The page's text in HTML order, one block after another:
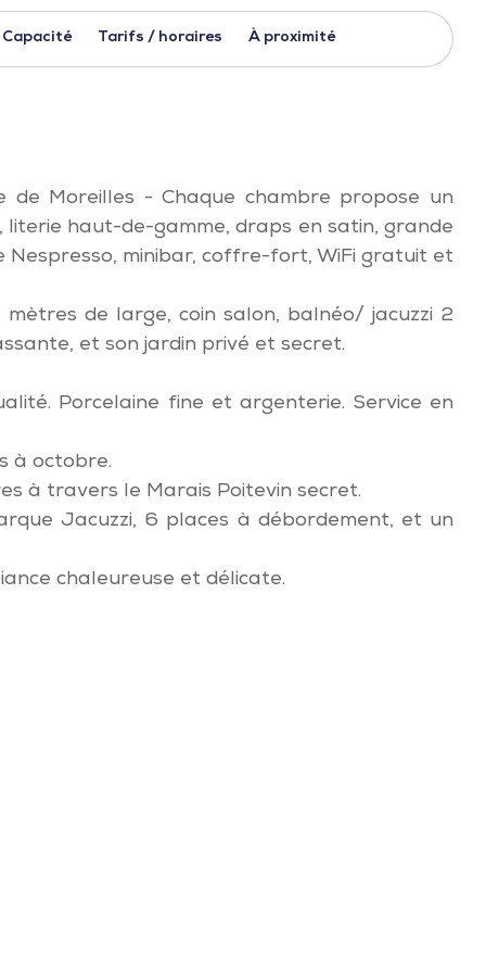
Capacité Tarifs / horaires À proximité
de Moreilles - Chaque chambre propose un
haut-de-gamme, draps en satin, grande
minibar, coffre-fort, WiFi gratuit et
de large, coin salon, balnéo/ jacuzzi 2
et son jardin privé et secret.
Porcelaine fine et argenterie. Service en
à octobre.
à travers le Marais Poitevin secret.
Jacuzzi, 6 places à débordement, et un
chaleureuse et délicate.